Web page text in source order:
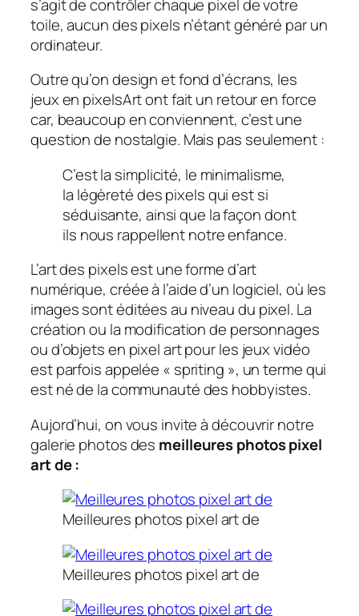
s’agit de contrôler chaque pixel de votre
toile, aucun des pixels n’étant généré par un
ordinateur.
Outre qu’on design et fond d’écrans, les
jeux en pixelsArt ont fait un retour en force
car, beaucoup en conviennent, c’est une
question de nostalgie. Mais pas seulement :
C’est la simplicité, le minimalisme,
la légèreté des pixels qui est si
séduisante, ainsi que la façon dont
ils nous rappellent notre enfance.
L’art des pixels est une forme d’art
numérique, créée à l’aide d’un logiciel, où les
images sont éditées au niveau du pixel. La
création ou la modification de personnages
ou d’objets en pixel art pour les jeux vidéo
est parfois appelée « spriting », un terme qui
est né de la communauté des hobbyistes.
Aujord’hui, on vous invite à découvrir notre
galerie photos des meilleures photos pixel
art de :
Meilleures photos pixel art de
Meilleures photos pixel art de